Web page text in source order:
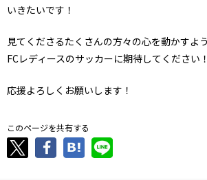
いきたいです！
見てくださるたくさんの方々の心を動かすよ
FCレディースのサッカーに期待してください！
応援よろしくお願いします！
このページを共有する